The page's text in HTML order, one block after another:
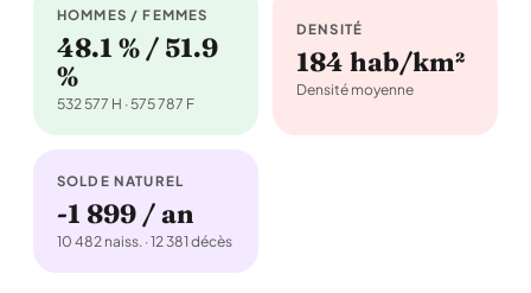
HOMMES / FEMMES
48.1 % / 51.9
%
532 577 H · 575 787 F
DENSITÉ
184 hab/km²
Densité moyenne
SOLDE NATUREL
-1 899 / an
10 482 naiss. · 12 381 décès